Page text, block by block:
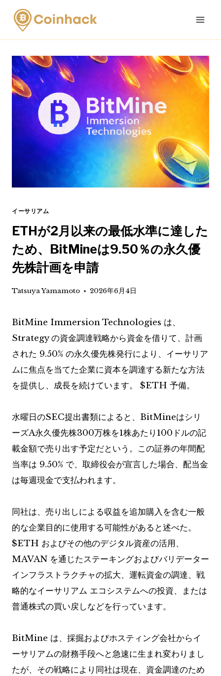
Skip
content
イーサリアム
ETHが2月以来の最低水準に達した
ため、BitMineは9.50％の永久優
先株計画を申請
Tatsuya Yamamoto 2026年6月4日
BitMine Immersion Technologies は、
Strategy の資金調達戦略から資金を借りて、計画
された 9.50% の永久優先株発行により、イーサリア
ムに焦点を当てた企業に資本を調達する新たな方法
を提供し、成長を続けています。 $ETH 予備。
水曜日のSEC提出書類によると、BitMineはシリ
ーズA永久優先株300万株を1株あたり100ドルの記
載金額で売り出す予定だという。この証券の年間配
当率は 9.50% で、取締役会が宣言した場合、配当金
は毎週現金で支払われます。
同社は、売り出しによる収益を追加購入を含む一般
的な企業目的に使用する可能性があると述べた。
$ETH およびその他のデジタル資産の活用、
MAVAN を通じたステーキングおよびバリデーター
インフラストラクチャの拡大、運転資金の調達、戦
略的なイーサリアム エコシステムへの投資、または
普通株式の買い戻しなどを行っています。
BitMine は、採掘およびホスティング会社からイ
ーサリアムの財務手段へと急速に生まれ変わりまし
たが、その戦略により同社は現在、資金調達のため